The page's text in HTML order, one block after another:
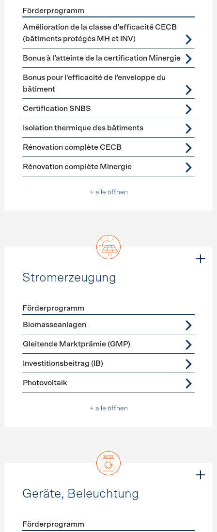
Förderprogramme Gebäudehülle Sanierung
Förderprogramm
Amélioration de la classe d'efficacité CECB
(bâtiments protégés MH et INV)
Bonus à l’atteinte de la certification Minergie
Bonus pour l'efficacité de l’enveloppe du
bâtiment
Certification SNBS
Isolation thermique des bâtiments
Rénovation complète CECB
Rénovation complète Minergie
+ alle öffnen
Stromerzeugung
Förderprogramme
Förderprogramm
Biomasseanlagen
Gleitende Marktprämie (GMP)
Investitionsbeitrag (IB)
Photovoltaik
+ alle öffnen
Geräte, Beleuchtung
Förderprogramm